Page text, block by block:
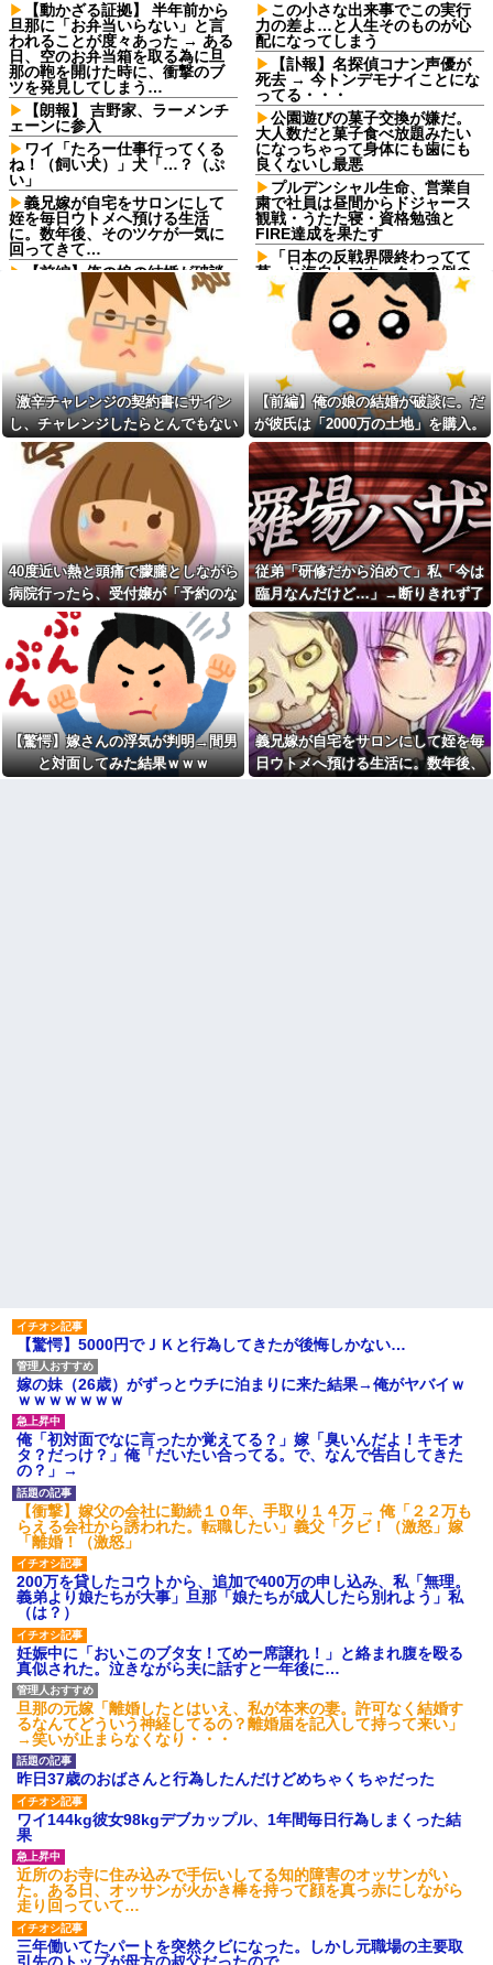
【動かざる証拠】 半年前から
旦那に「お弁当いらない」と言
われることが度々あった → ある
日、空のお弁当箱を取る為に旦
那の鞄を開けた時に、衝撃のブ
ツを発見してしまう…
【朗報】 吉野家、ラーメンチ
ェーンに参入
ワイ「たろー仕事行ってくる
ね！（飼い犬）」犬「…？（ぷ
い」
義兄嫁が自宅をサロンにして
姪を毎日ウトメへ預ける生活
に。数年後、そのツケが一気に
回ってきて…
【前編】俺の娘の結婚が破談
に。だが彼氏は「2000万の土
地」を購入。こじれた二人は想
像以上の修羅場に
子供がバイトで貯めた資金で
旅行中の話だけど、ちょっとお
金足りないから貸してくれる？
って連絡きた
勤務中のはずの彼氏を偶然見
かけた場所がまさかのパチ店だ
った。楽しそうな姿を見た私は
思わず固まり…
激辛チャレンジの契約書にサ
インし、チャレンジしたらとん
でもない事態になった。救急車
運ばれ胃の洗浄や入院2日で10万
超えて...
旦那「結婚５年目記念のプレ
ゼント！」私「嬉しい！指輪
だ！」義家族「古い指輪はもう
いらないでしょ？」私「え
っ…」→まさかの要求に…
旦那が仕事でやらかして、減
給＆異動になった。旦那「会社
辞めて来た」私「一体何をやら
かしたの？」旦那「…」→結
果…
色々副業に手を出したけど、
結局残業するのが1番稼げるな
【画像】ワイ「アルファード
タ
後続車にクラクションを鳴ら
され彼氏が逆切れ。「何クラク
ション鳴らしてんだ！降りてこ
いよ！」と怒鳴りだし...
【衝撃】報酬100万円超の治験
募集がこちらｗｗｗｗｗ(※画像
あり)
【ネット騒然】惨殺されたタ
ワマン頂き女子のこの動画、す
げえええええｗｗｗｗｗｗｗｗ
ｗｗｗ
【愕然】白のクラウン俺氏、
高速道路左車線を制限速度で走
った結果wwwwwwwwwwww
百年の恋12-899 食べた量を
張り合ってくる
【悲報】佐藤輝明・・・２軍
でも盛大にやらかす←あまり悲
しませないでくれ
この小さな出来事でこの実行
力の差よ…と人生そのものが心
配になってしまう
【訃報】名探偵コナン声優が
死去 → 今トンデモナイことにな
ってる・・・
公園遊びの菓子交換が嫌だ。
大人数だと菓子食べ放題みたい
になっちゃって身体にも歯にも
良くないし最悪
プルデンシャル生命、営業自
粛で社員は昼間からドジャース
観戦・うたた寝・資格勉強と
FIRE達成を果たす
「日本の反戦界隈終わってて
草」と海自トマホークへの例の
界隈の反応が話題に、今になっ
て存在に気付いてしまった結
果……
ロッカーの現金が盗まれるも
店長に疑われ激怒！10代キャバ
嬢の私、自力でロッカー内にカ
メラを仕掛けて犯人を特定した
ら同僚の女だった…警察へ行く
と言って止められ、加害者に泣
かれながら大揉めして・・・
【神対応】任天堂、熊本地震
の被災者向けに製品修理を無償
対応へ！さらに義援金5000万円
を寄付！！他
ロッカーの現金が盗まれるも
店長に疑われ激怒！10代キャバ
嬢の私、自力でロッカー内にカ
メラを仕掛けて犯人を特定した
ら同僚の女だった…警察へ行く
と言って止められ、加害者に泣
かれながら大揉めして・・・
公園遊びの菓子交換が嫌だ。
大人数だと菓子食べ放題みたい
になっちゃって身体にも歯にも
良くないし最悪
明日が期末テストなのに勉強
もしないでテレビ見てる息子。
消したら発狂し「俺は底辺高校
でいいのｗバカだしｗ」って開
き直り。
激辛チャレンジの契約書にサイン
し、チャレンジしたらとんでもない
事態になった。救急車運ばれ胃の洗
浄や入院2日で10万超えて...
【前編】俺の娘の結婚が破談に。だ
が彼氏は「2000万の土地」を購入。
こじれた二人は想像以上の修羅場に
40度近い熱と頭痛で朦朧としながら
病院行ったら、受付嬢が「予約のな
い人は診ません」と拒否された。タ
クシーを呼ぶための電話も貸してく
れず...
従弟「研修だから泊めて」私「今は
臨月なんだけど…」→断りきれず了
承したら、さらに図々しい要求まで
飛び出して…
【驚愕】嫁さんの浮気が判明→間男
と対面してみた結果ｗｗｗ
義兄嫁が自宅をサロンにして姪を毎
日ウトメへ預ける生活に。数年後、
【驚愕】5000円でＪＫと行為してきたが後悔しかない…
嫁の妹（26歳）がずっとウチに泊まりに来た結果→俺がヤバイｗ
ｗｗｗｗｗｗｗ
俺「初対面でなに言ったか覚えてる？」嫁「臭いんだよ！キモオ
タ？だっけ？」俺「だいたい合ってる。で、なんで告白してきた
の？」→
【衝撃】嫁父の会社に勤続１０年、手取り１４万 → 俺「２２万も
らえる会社から誘われた。転職したい」義父「クビ！（激怒」嫁
「離婚！（激怒」
200万を貸したコウトから、追加で400万の申し込み、私「無理。
義弟より娘たちが大事」旦那「娘たちが成人したら別れよう」私
（は？）
妊娠中に「おいこのブタ女！てめー席譲れ！」と絡まれ腹を殴る
真似された。泣きながら夫に話すと一年後に…
旦那の元嫁「離婚したとはいえ、私が本来の妻。許可なく結婚す
るなんてどういう神経してるの？離婚届を記入して持って来い」
→笑いが止まらなくなり・・・
昨日37歳のおばさんと行為したんだけどめちゃくちゃだった
ワイ144kg彼女98kgデブカップル、1年間毎日行為しまくった結
果
近所のお寺に住み込みで手伝いしてる知的障害のオッサンがい
た。ある日、オッサンが火かき棒を持って顔を真っ赤にしながら
走り回っていて…
三年働いてたパートを突然クビになった。しかし元職場の主要取
引先のトップが母方の叔父だったので…